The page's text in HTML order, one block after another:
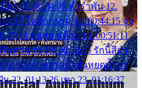
ยว 11. 00:34:05 คำรำพัน 12.
ใจเจ้ากรรม 14. 00:44:15 จูบ
ขอสูมาเต๊อะ 16. 00:51:11
นทรมาน 18. 00:58:25 รักนี้สีดำ
01:05:42 หยาดน้ำฝนหยดน้ำตา
22. 01:13:26 เขา 23. 01:16:37